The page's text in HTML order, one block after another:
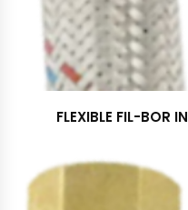
FLEXIBLE FIL-